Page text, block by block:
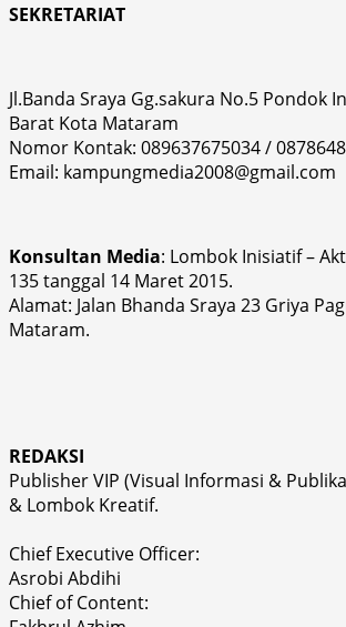
SEKRETARIAT
Jl.Banda Sraya Gg.sakura No.5 Pondok
Barat Kota Mataram
Nomor Kontak: 089637675034 /
Email: kampungmedia2008@gmail.com
Konsultan Media: Lombok Inisiatif –
135 tanggal 14 Maret 2015.
Alamat: Jalan Bhanda Sraya 23 Griya
Mataram.
REDAKSI
Publisher VIP (Visual Informasi &
& Lombok Kreatif.
Chief Executive Officer:
Asrobi Abdihi
Chief of Content: